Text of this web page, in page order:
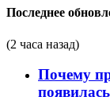
Последнее
(2 часа назад)
Почему